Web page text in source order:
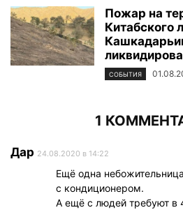
Пожар на
Китабского
СОБЫТИЯ
1
Дар 24.08.2020 в 14:22
Ещё одна
с кондиционером.
А ещё с людей требуют в